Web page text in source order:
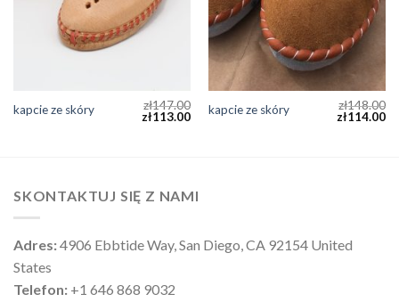
kapcie ze skóry zł147.00
zł113.00 kapcie ze skóry zł148.00
zł114.00
SKONTAKTUJ SIĘ Z NAMI
Adres:4906 Ebbtide Way, San Diego, CA 92154 United
States
Telefon: +1 646 868 9032